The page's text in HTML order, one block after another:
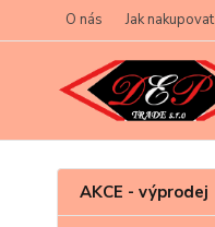
O nás Jak nakupovat
AKCE - výprodej